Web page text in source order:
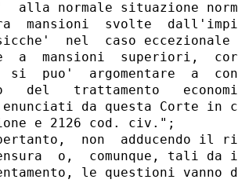
normale situazione
mansioni  svolte
nel  caso eccezionale
a  mansioni  superiori,
si  puo'  argomentare  a
del   trattamento
enunciati da questa Corte
e 2126 cod. civ.";
non  adducendo il
o,  comunque, tali da
le questioni vanno